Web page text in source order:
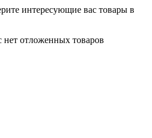
интересующие вас товары в
отложенных товаров